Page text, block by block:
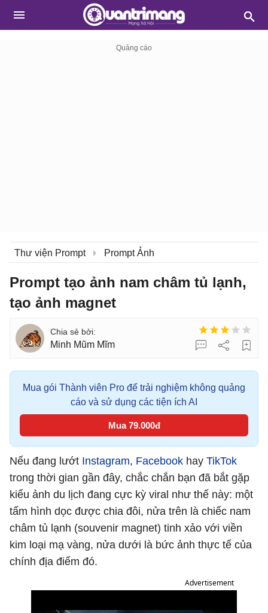
Thư viện Prompt Prompt Ảnh
Prompt tạo ảnh nam châm tủ lạnh,
tạo ảnh magnet
Minh Mũm Mĩm
Mua gói Thành viên Pro để trải nghiệm không quảng
cáo và sử dụng các tiện ích AI
Mua 79.000đ
Nếu đang lướt Instagram, Facebook hay TikTok
trong thời gian gần đây, chắc chắn bạn đã bắt gặp
kiểu ảnh du lịch đang cực kỳ viral như thế này: một
tấm hình dọc được chia đôi, nửa trên là chiếc nam
châm tủ lạnh (souvenir magnet) tinh xảo với viền
kim loại mạ vàng, nửa dưới là bức ảnh thực tế của
chính địa điểm đó.
Advertisement